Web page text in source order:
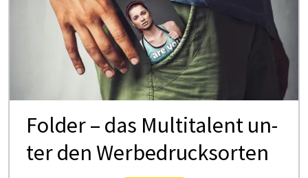
Fol­der – das Mul­ti­ta­lent un­
ter den Wer­be­drucks­or­ten